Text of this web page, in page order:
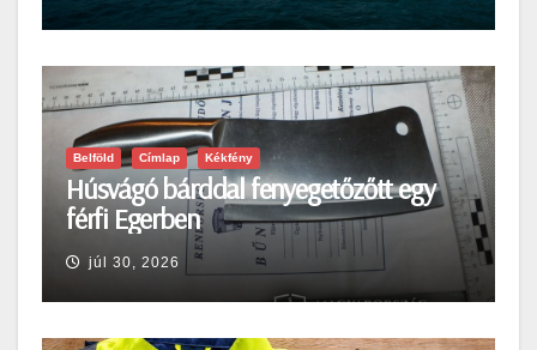
Belföld Címlap Kékfény
Húsvágó bárddal fenyegetőzőtt egy
férfi Egerben
júl 30, 2026